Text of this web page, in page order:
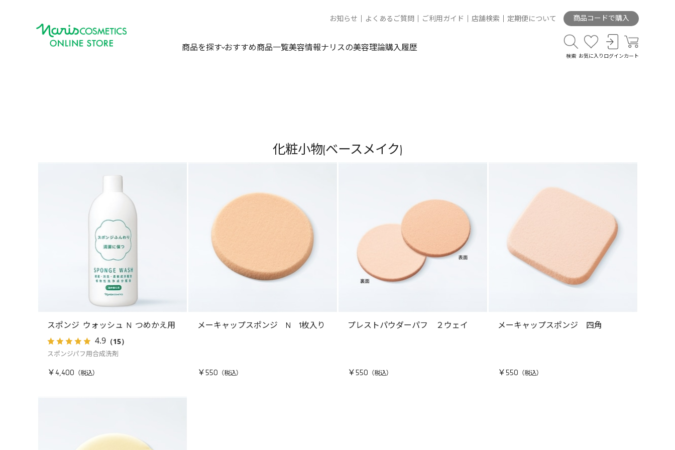
お知らせ よくあるご質問 ご利用ガイド 店舗検索 定期便について 商品コードで購入
商品を探す おすすめ商品一覧美容情報ナリスの美容理論購入履歴
検索 お気に入り ログイン カート
化粧小物(ベースメイク)
スポンジ ウォッシュ N つめかえ用
4.9（15）
スポンジパフ用合成洗剤
￥4,400
メーキャップスポンジ N 1枚入り
￥550
プレストパウダーパフ ２ウェイ
￥550
メーキャップスポンジ 四角
￥550